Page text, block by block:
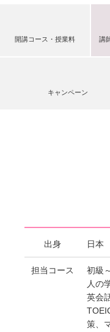
開講コース・授業料 講
キャンペーン
出身 日本
担当コース
初級
人の
英会
策、